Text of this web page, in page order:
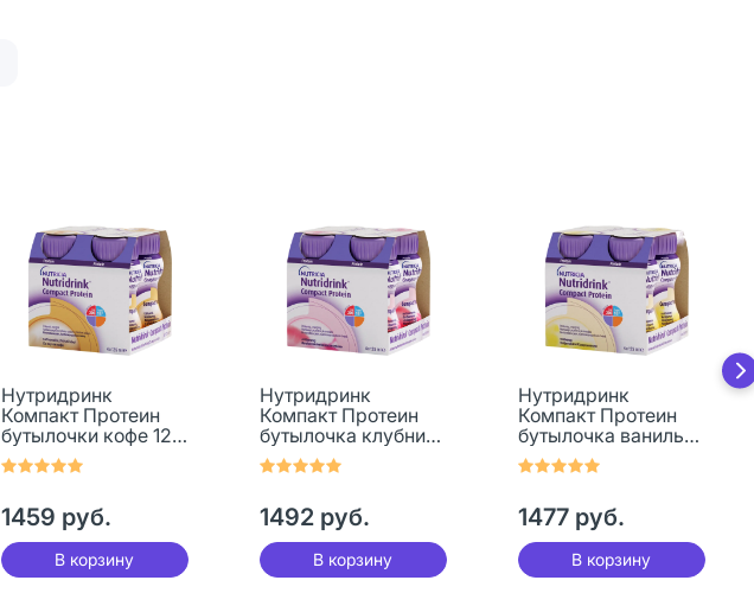
Нутридринк
Компакт Протеин
бутылочки кофе 125
мл 4 шт
1459 руб.
В корзину
Нутридринк
Компакт Протеин
бутылочка клубника
125 мл 4 шт
1492 руб.
В корзину
Нутридринк
Компакт Протеин
бутылочка ваниль
125 мл 4 шт
1477 руб.
В корзину